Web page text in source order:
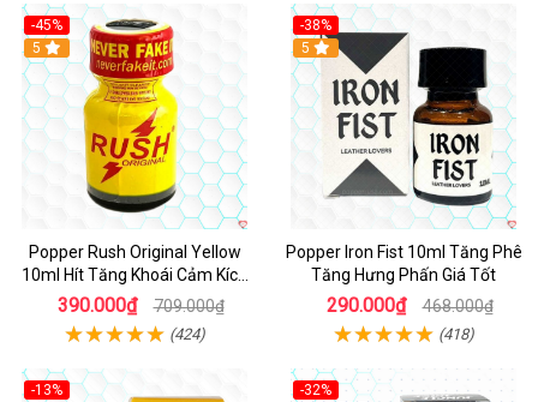
-45%
5
Popper Rush Original Yellow
10ml Hít Tăng Khoái Cảm Kích
Thích Mạnh
390.000₫ 709.000₫
(424)
-38%
5
Popper Iron Fist 10ml Tăng Phê
Tăng Hưng Phấn Giá Tốt
290.000₫ 468.000₫
(418)
-13%
-32%